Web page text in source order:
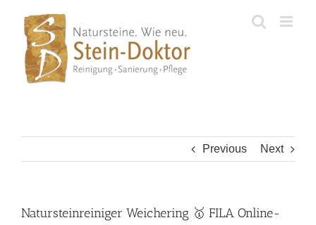
content
Previous Next
Natursteinreiniger Weichering 🥇 FILA Online-